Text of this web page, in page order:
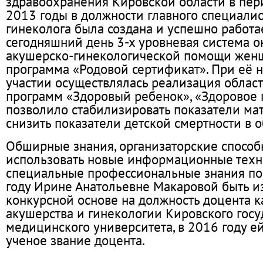
2013 годы в должности главного
гинеколога была создана и успешно
сегодняшний день 3-х уровневая система
акушерско-гинекологической помощи
программа «Родовой сертификат». При её
участии осуществлялась реализация
программ «Здоровый ребенок», «Здоровое
позволило стабилизировать показатели
снизить показатели детской смертности в
Обширные знания, организаторские
использовать новые информационные
специальные профессиональные знания
году Ирине Анатольевне Макаровой быть
конкурсной основе на должность доцента
акушерства и гинекологии Кировского
медицинского университета, в 2016 году
ученое звание доцента.